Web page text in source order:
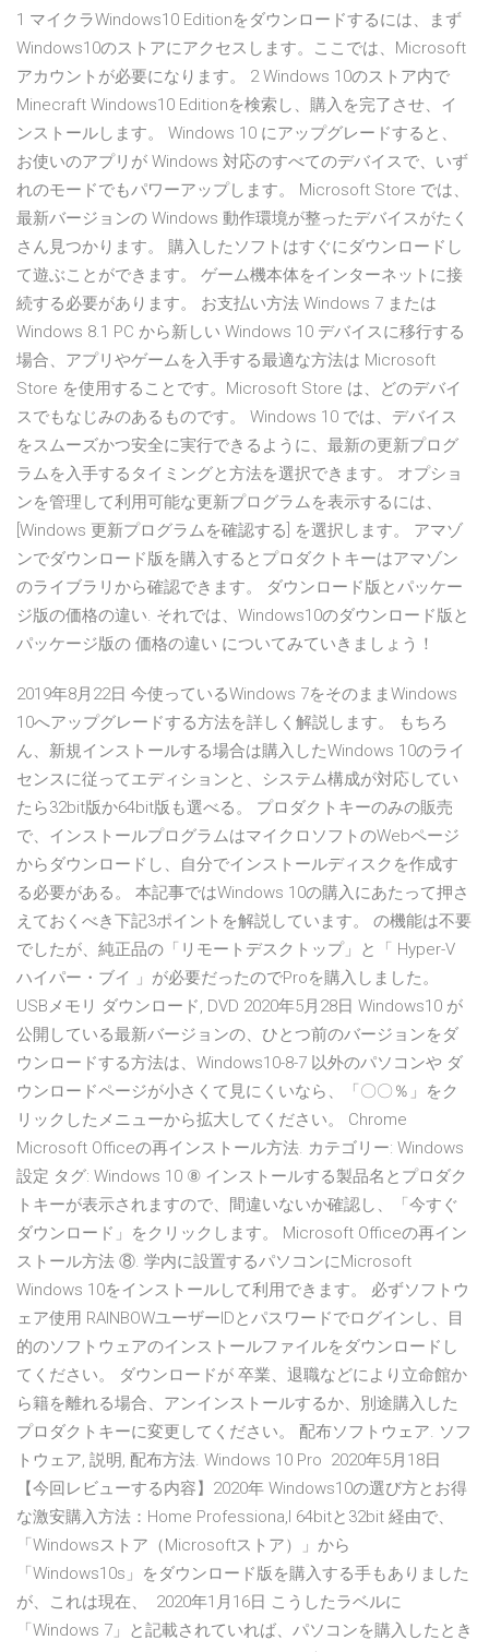
1 マイクラWindows10 Editionをダウンロードするには、まず
Windows10のストアにアクセスします。ここでは、Microsoft
アカウントが必要になります。 2 Windows 10のストア内で
Minecraft Windows10 Editionを検索し、購入を完了させ、イ
ンストールします。 Windows 10 にアップグレードすると、
お使いのアプリが Windows 対応のすべてのデバイスで、いず
れのモードでもパワーアップします。 Microsoft Store では、
最新バージョンの Windows 動作環境が整ったデバイスがたく
さん見つかります。 購入したソフトはすぐにダウンロードし
て遊ぶことができます。 ゲーム機本体をインターネットに接
続する必要があります。 お支払い方法 Windows 7 または
Windows 8.1 PC から新しい Windows 10 デバイスに移行する
場合、アプリやゲームを入手する最適な方法は Microsoft
Store を使用することです。Microsoft Store は、どのデバイ
スでもなじみのあるものです。 Windows 10 では、デバイス
をスムーズかつ安全に実行できるように、最新の更新プログ
ラムを入手するタイミングと方法を選択できます。 オプショ
ンを管理して利用可能な更新プログラムを表示するには、
[Windows 更新プログラムを確認する] を選択します。 アマゾ
ンでダウンロード版を購入するとプロダクトキーはアマゾン
のライブラリから確認できます。 ダウンロード版とパッケー
ジ版の価格の違い. それでは、Windows10のダウンロード版と
パッケージ版の 価格の違い についてみていきましょう！
2019年8月22日 今使っているWindows 7をそのままWindows
10へアップグレードする方法を詳しく解説します。 もちろ
ん、新規インストールする場合は購入したWindows 10のライ
センスに従ってエディションと、システム構成が対応してい
たら32bit版か64bit版も選べる。 プロダクトキーのみの販売
で、インストールプログラムはマイクロソフトのWebページ
からダウンロードし、自分でインストールディスクを作成す
る必要がある。 本記事ではWindows 10の購入にあたって押さ
えておくべき下記3ポイントを解説しています。 の機能は不要
でしたが、純正品の「リモートデスクトップ」と「 Hyper-V
ハイパー・ブイ 」が必要だったのでProを購入しました。
USBメモリ ダウンロード, DVD 2020年5月28日 Windows10 が
公開している最新バージョンの、ひとつ前のバージョンをダ
ウンロードする方法は、Windows10-8-7 以外のパソコンや ダ
ウンロードページが小さくて見にくいなら、「〇〇％」をク
リックしたメニューから拡大してください。 Chrome
Microsoft Officeの再インストール方法. カテゴリー: Windows
設定 タグ: Windows 10 ⑧ インストールする製品名とプロダク
トキーが表示されますので、間違いないか確認し、「今すぐ
ダウンロード」をクリックします。 Microsoft Officeの再イン
ストール方法 ⑧. 学内に設置するパソコンにMicrosoft
Windows 10をインストールして利用できます。 必ずソフトウ
ェア使用 RAINBOWユーザーIDとパスワードでログインし、目
的のソフトウェアのインストールファイルをダウンロードし
てください。 ダウンロードが 卒業、退職などにより立命館か
ら籍を離れる場合、アンインストールするか、別途購入した
プロダクトキーに変更してください。 配布ソフトウェア. ソフ
トウェア, 説明, 配布方法. Windows 10 Pro 2020年5月18日
【今回レビューする内容】2020年 Windows10の選び方とお得
な激安購入方法：Home Professiona,l 64bitと32bit 経由で、
「Windowsストア（Microsoftストア）」から
「Windows10s」をダウンロード版を購入する手もありました
が、これは現在、 2020年1月16日 こうしたラベルに
「Windows 7」と記載されていれば、パソコンを購入したとき